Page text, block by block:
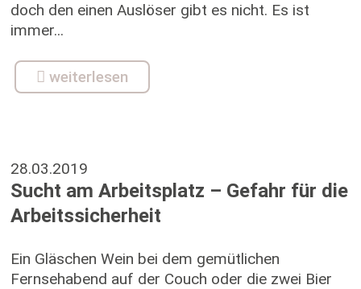
doch den einen Auslöser gibt es nicht. Es ist
immer...
weiterlesen
28.03.2019
Sucht am Arbeitsplatz – Gefahr für die
Arbeitssicherheit
Ein Gläschen Wein bei dem gemütlichen
Fernsehabend auf der Couch oder die zwei Bier